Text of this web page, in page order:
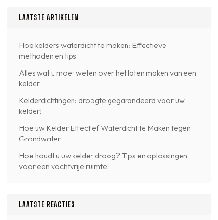
LAATSTE ARTIKELEN
Hoe kelders waterdicht te maken: Effectieve
methoden en tips
Alles wat u moet weten over het laten maken van een
kelder
Kelderdichtingen: droogte gegarandeerd voor uw
kelder!
Hoe uw Kelder Effectief Waterdicht te Maken tegen
Grondwater
Hoe houdt u uw kelder droog? Tips en oplossingen
voor een vochtvrije ruimte
LAATSTE REACTIES